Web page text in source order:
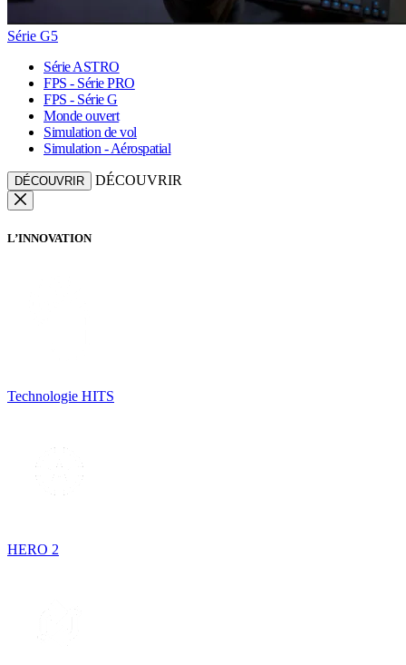
Série G5
Série ASTRO
FPS - Série PRO
FPS - Série G
Monde ouvert
Simulation de vol
Simulation - Aérospatial
DÉCOUVRIR DÉCOUVRIR
L’INNOVATION
Technologie HITS
HERO 2